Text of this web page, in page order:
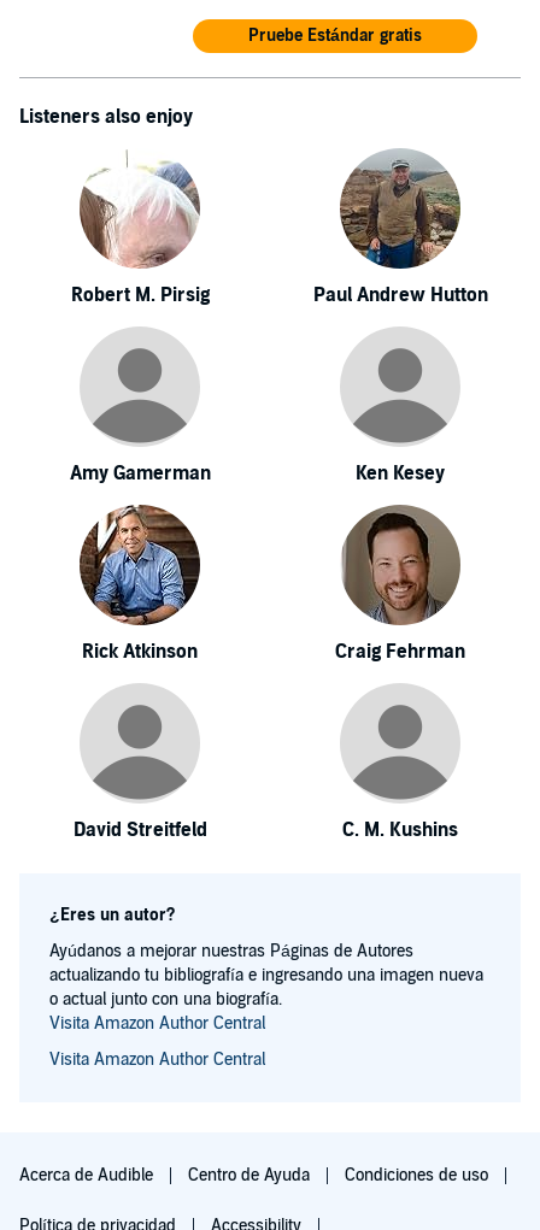
Pruebe Estándar gratis
Listeners also enjoy
Robert M. Pirsig Paul Andrew Hutton
Amy Gamerman Ken Kesey
Rick Atkinson Craig Fehrman
David Streitfeld C. M. Kushins
¿Eres un autor?
Ayúdanos a mejorar nuestras Páginas de Autores
actualizando tu bibliografía e ingresando una imagen nueva
o actual junto con una biografía.
Visita Amazon Author Central
Visita Amazon Author Central
Acerca de Audible Centro de Ayuda Condiciones de uso
Política de privacidad Accessibility